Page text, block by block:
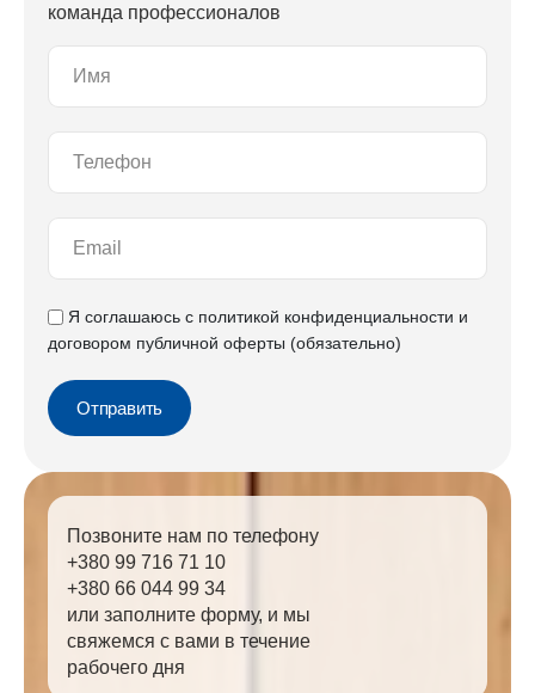
команда профессионалов
Я соглашаюсь с политикой конфиденциальности и
договором публичной оферты (обязательно)
Отправить
Позвоните нам по телефону
+380 99 716 71 10
+380 66 044 99 34
или заполните форму, и мы
свяжемся с вами в течение
рабочего дня